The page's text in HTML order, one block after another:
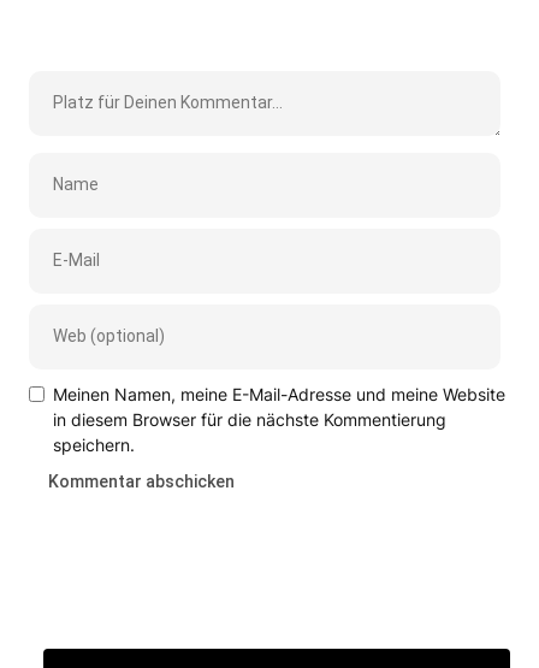
Meinen Namen, meine E-Mail-Adresse und meine Website
in diesem Browser für die nächste Kommentierung
speichern.